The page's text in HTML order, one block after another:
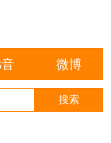
微博